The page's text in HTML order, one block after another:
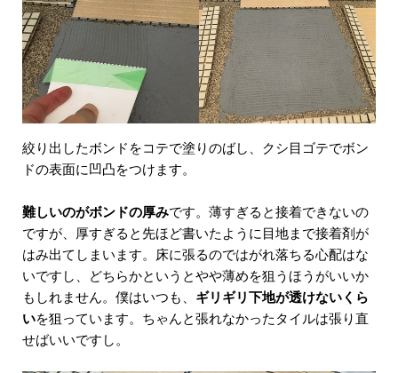
絞り出したボンドをコテで塗りのばし、クシ目ゴテでボン
ドの表面に凹凸をつけます。
難しいのがボンドの厚みです。薄すぎると接着できないの
ですが、厚すぎると先ほど書いたように目地まで接着剤が
はみ出てしまいます。床に張るのではがれ落ちる心配はな
いですし、どちらかというとやや薄めを狙うほうがいいか
もしれません。僕はいつも、 ギリギリ下地が透けないくら
いを狙っています。ちゃんと張れなかったタイルは張り直
せばいいですし。